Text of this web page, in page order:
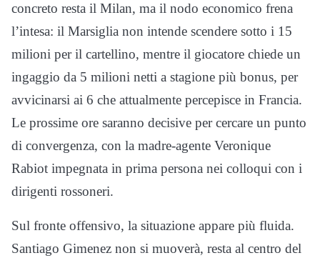
concreto resta il Milan, ma il nodo economico frena
l’intesa: il Marsiglia non intende scendere sotto i 15
milioni per il cartellino, mentre il giocatore chiede un
ingaggio da 5 milioni netti a stagione più bonus, per
avvicinarsi ai 6 che attualmente percepisce in Francia.
Le prossime ore saranno decisive per cercare un punto
di convergenza, con la madre-agente Veronique
Rabiot impegnata in prima persona nei colloqui con i
dirigenti rossoneri.
Sul fronte offensivo, la situazione appare più fluida.
Santiago Gimenez non si muoverà, resta al centro del